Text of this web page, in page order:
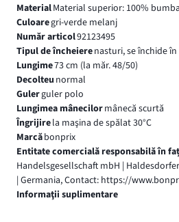
MaterialMaterial superior: 100%
Culoaregri-verde melanj
Număr articol92123495
Tipul de încheierenasturi, se închide
Lungime73 cm (la măr. 48/50)
Decolteu normal
Gulerguler polo
Lungimea mânecilormânecă scurtă
Îngrijirela maşina de spălat 30°C
Marcăbonprix
Entitate comercială responsabilă în
Handelsgesellschaft mbH |
| Germania, Contact: https://
Informaţii suplimentare